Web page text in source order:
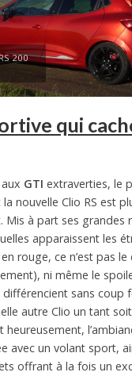
200
qui
GTI extraverties, le
nouvelle Clio RS est
Mis à part ses grandes
apparaissent les
rouge, ce n’est pas le
ni même le
sans coup
autre Clio un tant
heureusement,
avec un volant sport,
offrant à la fois un